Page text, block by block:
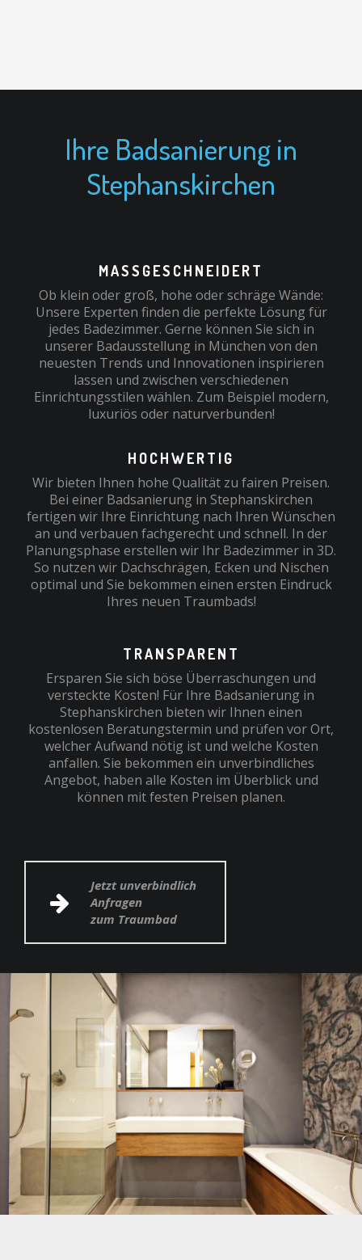
Ihre Badsanierung in
Stephanskirchen
MASSGESCHNEIDERT
Ob klein oder groß, hohe oder schräge Wände:
Unsere Experten finden die perfekte Lösung für
jedes Badezimmer. Gerne können Sie sich in
unserer Badausstellung in München von den
neuesten Trends und Innovationen inspirieren
lassen und zwischen verschiedenen
Einrichtungsstilen wählen. Zum Beispiel modern,
luxuriös oder naturverbunden!
HOCHWERTIG
Wir bieten Ihnen hohe Qualität zu fairen Preisen.
Bei einer Badsanierung in Stephanskirchen
fertigen wir Ihre Einrichtung nach Ihren Wünschen
an und verbauen fachgerecht und schnell. In der
Planungsphase erstellen wir Ihr Badezimmer in 3D.
So nutzen wir Dachschrägen, Ecken und Nischen
optimal und Sie bekommen einen ersten Eindruck
Ihres neuen Traumbads!
TRANSPARENT
Ersparen Sie sich böse Überraschungen und
versteckte Kosten! Für Ihre Badsanierung in
Stephanskirchen bieten wir Ihnen einen
kostenlosen Beratungstermin und prüfen vor Ort,
welcher Aufwand nötig ist und welche Kosten
anfallen. Sie bekommen ein unverbindliches
Angebot, haben alle Kosten im Überblick und
können mit festen Preisen planen.
Jetzt unverbindlich
Anfragen
zum Traumbad